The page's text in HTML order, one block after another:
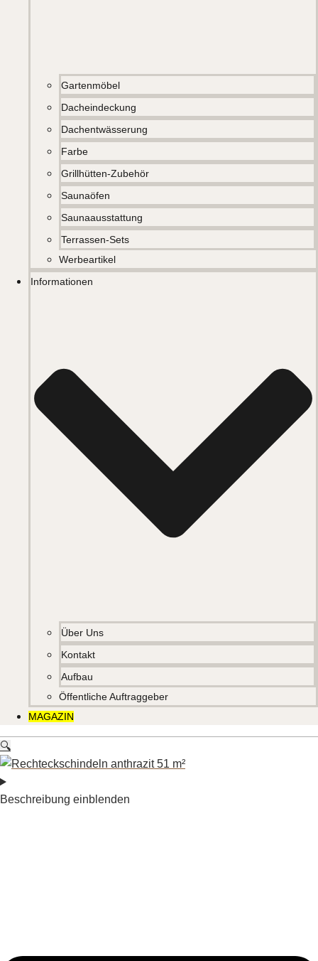
Gartenmöbel
Dacheindeckung
Dachentwässerung
Farbe
Grillhütten-Zubehör
Saunaöfen
Saunaausstattung
Terrassen-Sets
Werbeartikel
Informationen
Über Uns
Kontakt
Aufbau
Öffentliche Auftraggeber
MAGAZIN
🔍
Beschreibung einblenden